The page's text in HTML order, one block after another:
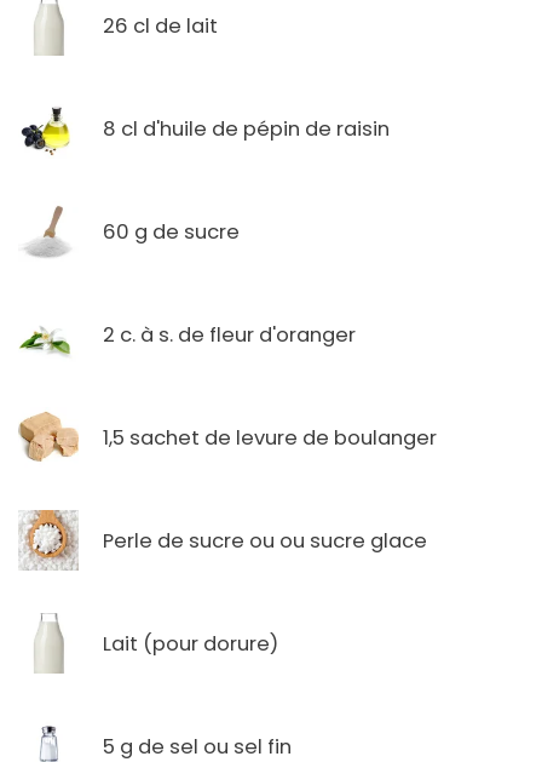
26 cl de lait
8 cl d'huile de pépin de raisin
60 g de sucre
2 c. à s. de fleur d'oranger
1,5 sachet de levure de boulanger
Perle de sucre ou ou sucre glace
Lait (pour dorure)
5 g de sel ou sel fin